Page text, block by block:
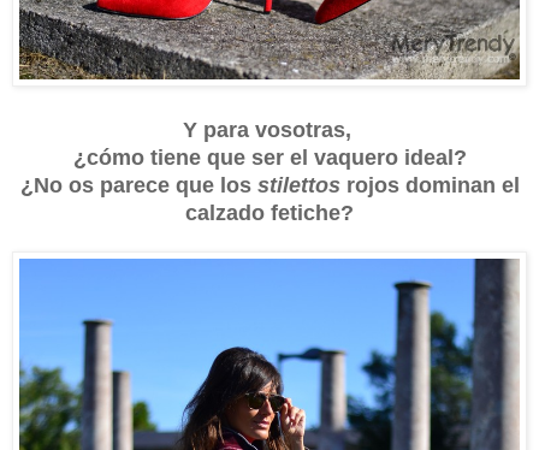
Y para vosotras,
¿cómo tiene que ser el vaquero ideal?
¿No os parece que los stilettosrojos dominan el
calzado fetiche?